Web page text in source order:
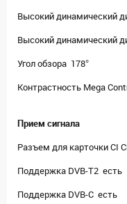
Высокий динамический
Высокий динамический
Угол обзора 178°
Контрастность Mega
Прием сигнала
Разъем для карточки CI
Поддержка DVB-T2 есть
Поддержка DVB-C есть